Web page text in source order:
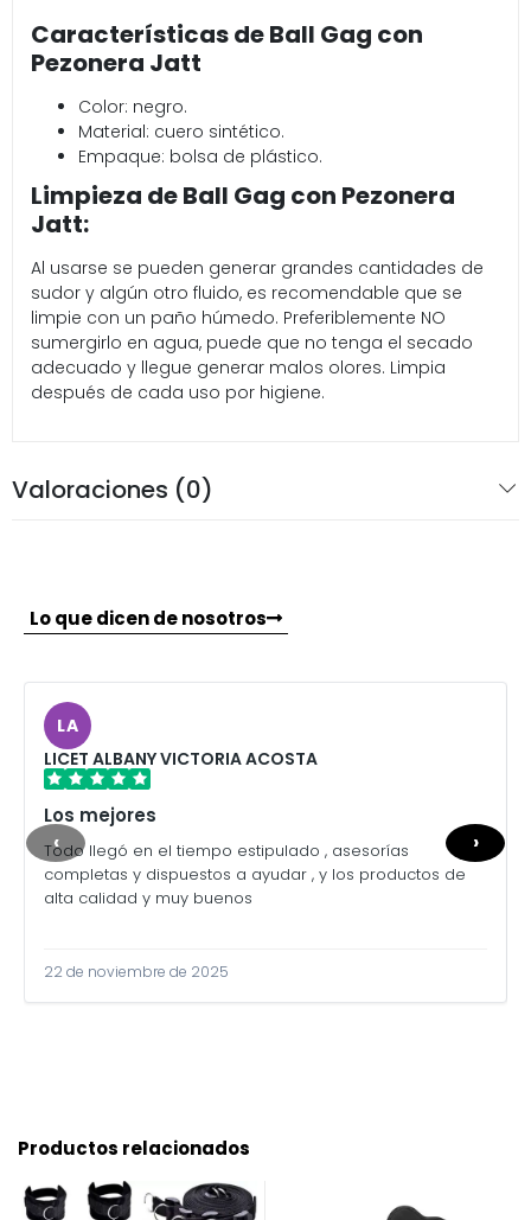
Características de Ball Gag con
Pezonera Jatt
Color: negro.
Material: cuero sintético.
Empaque: bolsa de plástico.
Limpieza de Ball Gag con Pezonera
Jatt:
Al usarse se pueden generar grandes cantidades de
sudor y algún otro fluido, es recomendable que se
limpie con un paño húmedo. Preferiblemente NO
sumergirlo en agua, puede que no tenga el secado
adecuado y llegue generar malos olores. Limpia
después de cada uso por higiene.
Valoraciones (0)
Lo que dicen de nosotros
LA
LICET ALBANY VICTORIA ACOSTA
Los mejores
Todo llegó en el tiempo estipulado , asesorías
completas y dispuestos a ayudar , y los productos de
alta calidad y muy buenos
22 de noviembre de 2025
‹ ›
Productos relacionados